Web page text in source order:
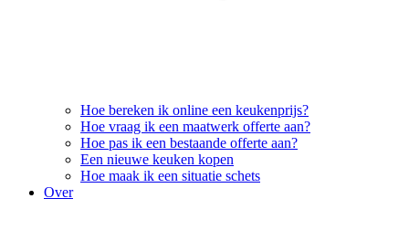
Hoe bereken ik online een keukenprijs?
Hoe vraag ik een maatwerk offerte aan?
Hoe pas ik een bestaande offerte aan?
Een nieuwe keuken kopen
Hoe maak ik een situatie schets
Over